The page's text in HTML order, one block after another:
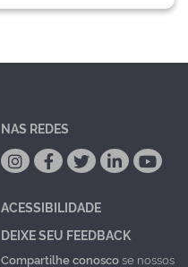
NAS REDES
ACESSIBILIDADE
DEIXE SEU FEEDBACK
Compartilhe conoscose nossos